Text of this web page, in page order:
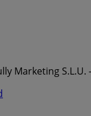
Marketing S.L.U.